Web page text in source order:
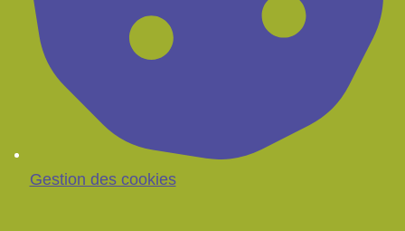
Gestion des cookies